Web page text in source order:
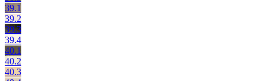
39.1
39.2
39.3
39.4
40.1
40.2
40.3